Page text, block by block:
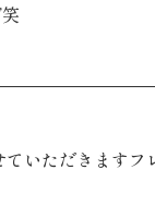
いただきますフ